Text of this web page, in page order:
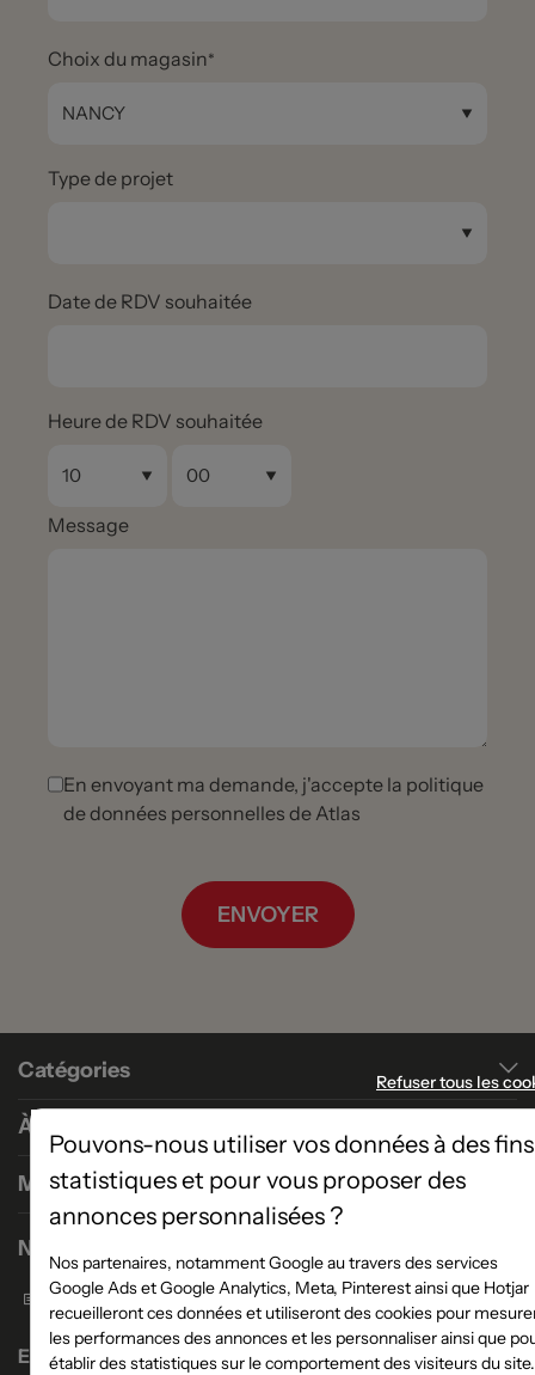
Choix du magasin
Type de projet
Date de RDV souhaitée
Heure de RDV souhaitée
Message
En envoyant ma demande, j'accepte la politique
de données personnelles de Atlas
ENVOYER
Catégories
À propos
Magasins
Nous contacter
Formulaire de contact
Enseigne Atlas Home
Refuser tous les
Pouvons-nous utiliser vos données à des fins
statistiques et pour vous proposer des
annonces personnalisées ?
Nos partenaires, notamment Google au travers des services
Google Ads et Google Analytics, Meta, Pinterest ainsi que Hotjar
recueilleront ces données et utiliseront des cookies pour
les performances des annonces et les personnaliser ainsi que
établir des statistiques sur le comportement des visiteurs du site.